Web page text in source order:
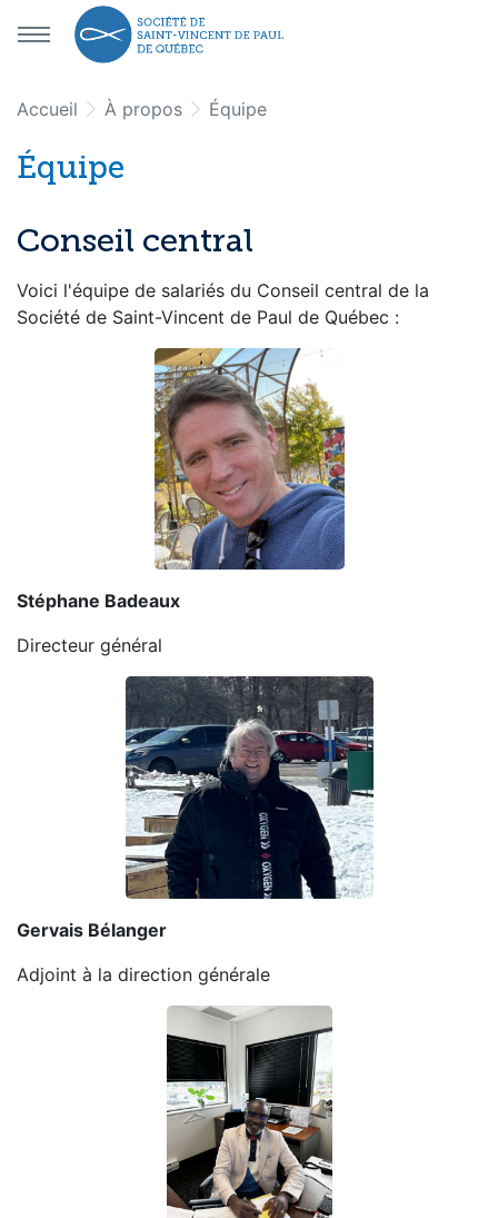
Aller au menu principal
Aller au contenu principal
Accueil À propos Équipe
Équipe
Conseil central
Voici l'équipe de salariés du Conseil central de la
Société de Saint-Vincent de Paul de Québec :
Stéphane Badeaux
Directeur général
Gervais Bélanger
Adjoint à la direction générale